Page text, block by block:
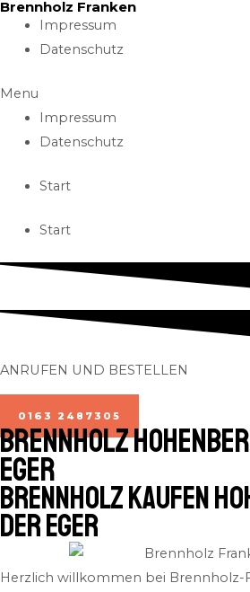
Skip
content
Brennholz Franken
Impressum
Datenschutz
Menu
Impressum
Datenschutz
Start
Start
ANRUFEN UND BESTELLEN
0163 2487305
BRENNHOLZ
Eger
Brennholz kaufen
der Eger
Herzlich willkommen bei Brennholz-